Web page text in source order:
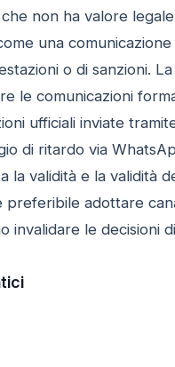
non ha valore
una
o di sanzioni.
le comunicazioni
ufficiali inviate
di ritardo via
la validità e la validità
adottare
le decisioni